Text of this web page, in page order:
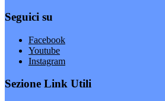
Seguici su
Facebook
Youtube
Instagram
Sezione Link Utili